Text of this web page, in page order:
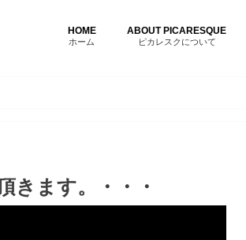
HOME
ホーム
ABOUT PICARESQUE
ピカレスクについて
きます。・・・